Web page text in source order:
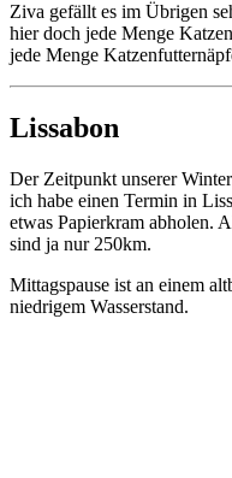
Ziva gefällt es im Übrigen
hier doch jede Menge
jede Menge
Lissabon
Der Zeitpunkt unserer
ich habe einen Termin in
etwas Papierkram abholen.
sind ja nur 250km.
Mittagspause ist an einem
niedrigem Wasserstand.